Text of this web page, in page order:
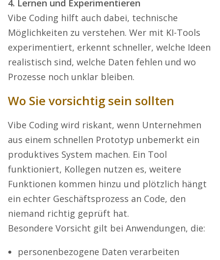
4. Lernen und Experimentieren
Vibe Coding hilft auch dabei, technische
Möglichkeiten zu verstehen. Wer mit KI-Tools
experimentiert, erkennt schneller, welche Ideen
realistisch sind, welche Daten fehlen und wo
Prozesse noch unklar bleiben.
Wo Sie vorsichtig sein sollten
Vibe Coding wird riskant, wenn Unternehmen
aus einem schnellen Prototyp unbemerkt ein
produktives System machen. Ein Tool
funktioniert, Kollegen nutzen es, weitere
Funktionen kommen hinzu und plötzlich hängt
ein echter Geschäftsprozess an Code, den
niemand richtig geprüft hat.
Besondere Vorsicht gilt bei Anwendungen, die:
personenbezogene Daten verarbeiten